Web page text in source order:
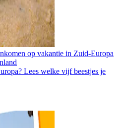
op vakantie in Zuid-Europa
Lees welke vijf beestjes je